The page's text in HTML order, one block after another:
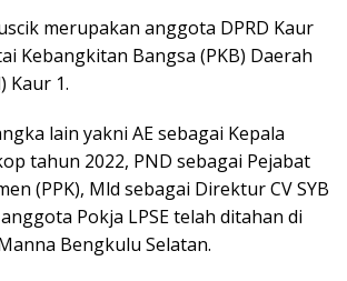
merupakan anggota DPRD Kaur
Kebangkitan Bangsa (PKB) Daerah
Kaur 1.
lain yakni AE sebagai Kepala
tahun 2022, PND sebagai Pejabat
(PPK), Mld sebagai Direktur CV SYB
Pokja LPSE telah ditahan di
Bengkulu Selatan.